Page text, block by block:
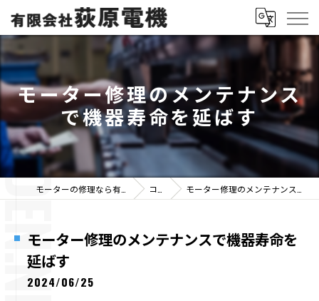
モーター修理のメンテナンス
で機器寿命を延ばす
コラム モーター修理のメンテナンスで機器寿命を延ばす
モーター修理のメンテナンスで機器寿命を
延ばす
2024/06/25